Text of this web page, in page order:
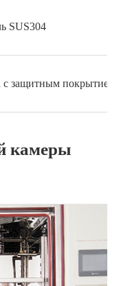
SUS304
с защитным покрытием
камеры